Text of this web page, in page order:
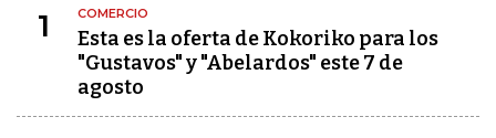
1 COMERCIO
Esta es la oferta de Kokoriko para los
"Gustavos" y "Abelardos" este 7 de
agosto